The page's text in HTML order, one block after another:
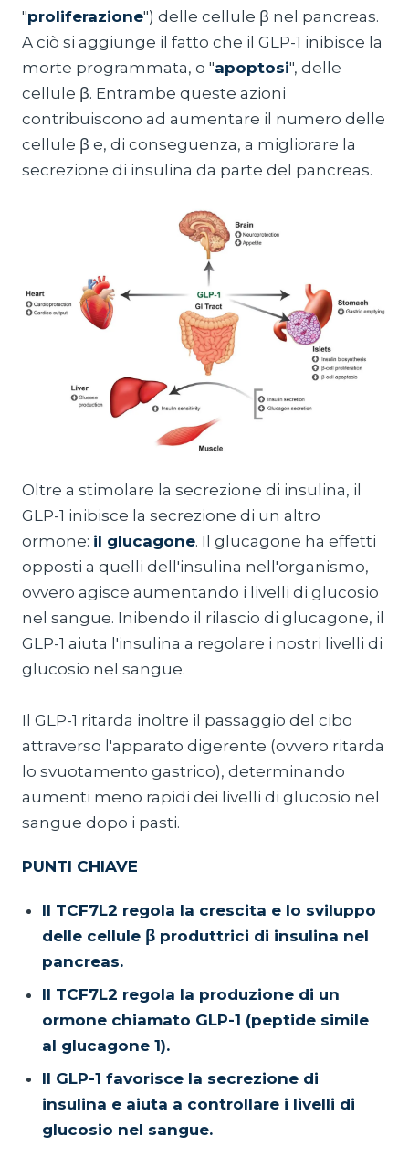
"proliferazione") delle cellule β nel pancreas.
A ciò si aggiunge il fatto che il GLP-1 inibisce la
morte programmata, o "apoptosi", delle
cellule β. Entrambe queste azioni
contribuiscono ad aumentare il numero delle
cellule β e, di conseguenza, a migliorare la
secrezione di insulina da parte del pancreas.
Oltre a stimolare la secrezione di insulina, il
GLP-1 inibisce la secrezione di un altro
ormone: il glucagone. Il glucagone ha effetti
opposti a quelli dell'insulina nell'organismo,
ovvero agisce aumentando i livelli di glucosio
nel sangue. Inibendo il rilascio di glucagone, il
GLP-1 aiuta l'insulina a regolare i nostri livelli di
glucosio nel sangue.
Il GLP-1 ritarda inoltre il passaggio del cibo
attraverso l'apparato digerente (ovvero ritarda
lo svuotamento gastrico), determinando
aumenti meno rapidi dei livelli di glucosio nel
sangue dopo i pasti.
PUNTI CHIAVE
Il TCF7L2 regola la crescita e lo sviluppo
delle cellule β produttrici di insulina nel
pancreas.
Il TCF7L2 regola la produzione di un
ormone chiamato GLP-1 (peptide simile
al glucagone 1).
Il GLP-1 favorisce la secrezione di
insulina e aiuta a controllare i livelli di
glucosio nel sangue.